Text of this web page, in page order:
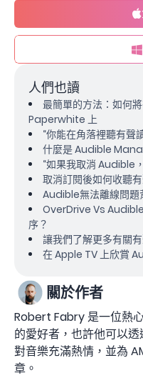
人們也讀
最簡單的方法：如何
Paperwhite 上
“你能在角落裡聽有聲
什麼是 Audible
“如果我取消 Audible
取消訂閱後如何收聽
Audible無法離線問題
OverDrive Vs
序？
讓我們了解更多有關
在 Apple TV 上欣賞
關於作者
Robert Fabry 是一位熱
的愛好者，也許他可以
對音樂充滿熱情，並為
章。